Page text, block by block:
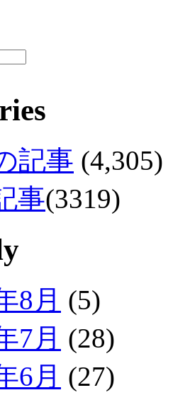
記事 (4,305)
事(3319)
8月 (5)
7月 (28)
6月 (27)